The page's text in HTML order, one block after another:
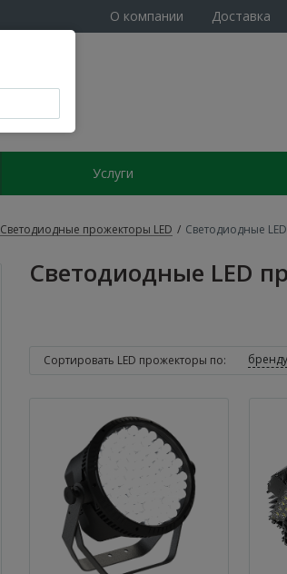
О компании Доставка
Услуги
Светодиодные прожекторы LED / Светодиодные
Светодиодные LED
Сортировать LED прожекторы по: бренду